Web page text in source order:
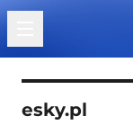
Przejdź do treści
esky.pl